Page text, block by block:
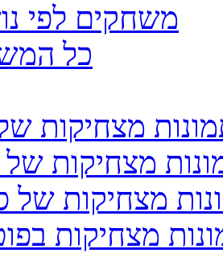
משחקים לפי
כל
מצחיקות
מצחיקות של
מצחיקות של
מצחיקות